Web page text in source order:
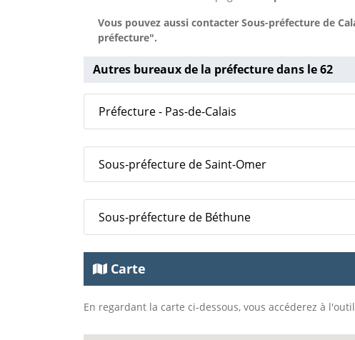
Vous pouvez aussi contacter Sous-préfecture de
préfecture".
Autres bureaux de la préfecture dans le 62
Préfecture - Pas-de-Calais
Sous-préfecture de Saint-Omer
Sous-préfecture de Béthune
Carte
En regardant la carte ci-dessous, vous accéderez à